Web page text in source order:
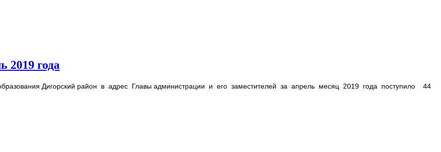
2019 года
Дигорский район в адрес Главы администрации и его заместителей за апрель месяц 2019 года поступило 44